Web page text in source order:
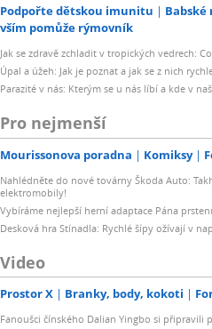
Podpořte dětskou imunitu
vším pomůže rýmovník
Jak se zdravě zchladit v tropických vedrech:
Úpal a úžeh: Jak je poznat a jak se z nich
Parazité v nás: Kterým se u nás líbí a kde v
Pro nejmenší
Mourissonova poradna Komiksy
Nahlédněte do nové továrny Škoda Auto:
elektromobily!
Vybíráme nejlepší herní adaptace Pána
Desková hra Stínadla: Rychlé šípy ožívají v
Video
Prostor X Branky, body, kokoti
Fanoušci čínského Dalian Yingbo si připravili